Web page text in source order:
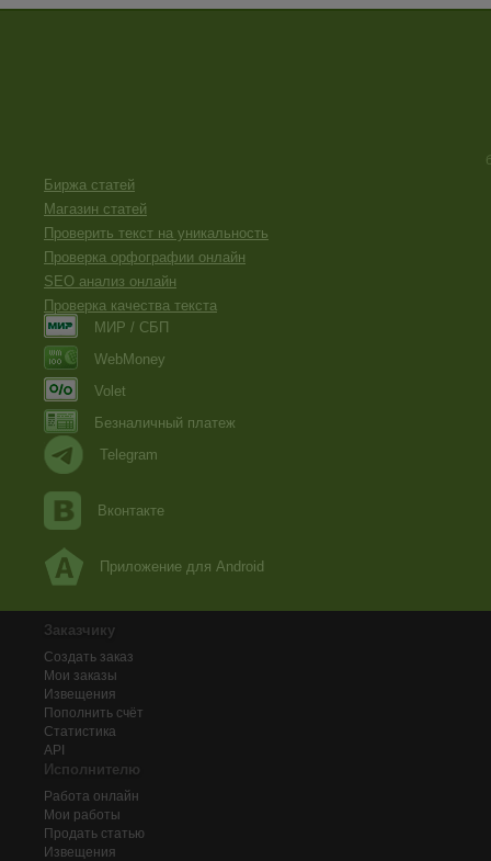
Биржа статей
Магазин статей
Проверить текст на уникальность
Проверка орфографии онлайн
SEO анализ онлайн
Проверка качества текста
МИР / СБП
WebMoney
Volet
Безналичный платеж
Telegram
Вконтакте
Приложение для Android
Заказчику
Создать заказ
Мои заказы
Извещения
Пополнить счёт
Статистика
API
Исполнителю
Работа онлайн
Мои работы
Продать статью
Извещения